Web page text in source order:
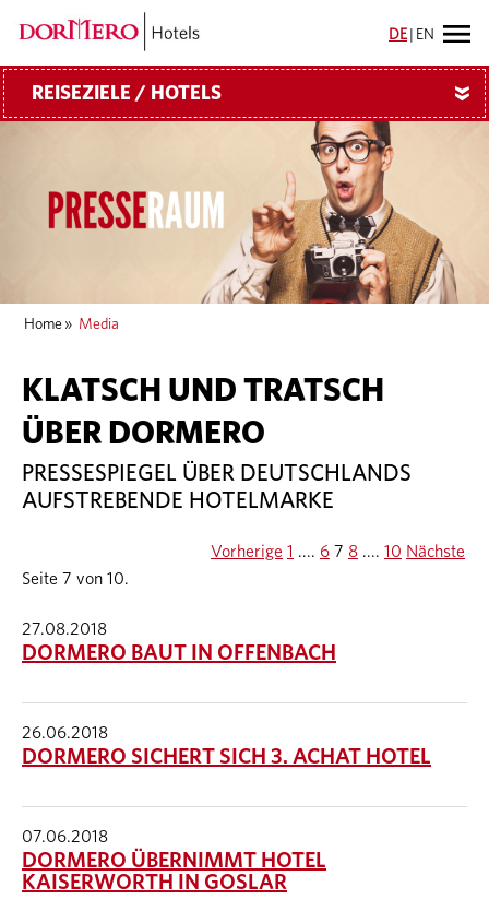
DE EN
REISEZIELE / HOTELS »
Home » Media
KLATSCH UND TRATSCH
ÜBER DORMERO
PRESSESPIEGEL ÜBER DEUTSCHLANDS
AUFSTREBENDE HOTELMARKE
Seite 7 von 10.
Vorherige 1 .... 6 7 8 .... 10 Nächste
27.08.2018
DORMERO BAUT IN OFFENBACH
26.06.2018
DORMERO SICHERT SICH 3. ACHAT HOTEL
07.06.2018
DORMERO ÜBERNIMMT HOTEL
KAISERWORTH IN GOSLAR